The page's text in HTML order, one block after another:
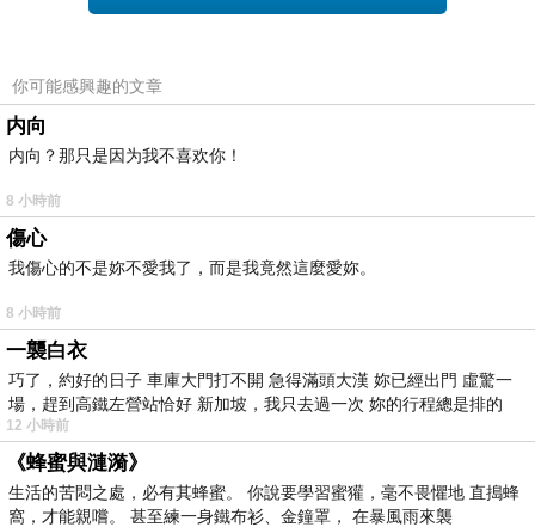
【9th．Street】時尚酷派．小船錨條紋圓領上衣
你可能感興趣的文章
内向
内向？那只是因为我不喜欢你！
8 小時前
傷心
我傷心的不是妳不愛我了，而是我竟然這麼愛妳。
8 小時前
一襲白衣
巧了，約好的日子 車庫大門打不開 急得滿頭大漢 妳已經出門 虛驚一
場，趕到高鐵左營站恰好 新加坡，我只去過一次 妳的行程總是排的
12 小時前
《蜂蜜與漣漪》
生活的苦悶之處，必有其蜂蜜。 你說要學習蜜獾，毫不畏懼地 直搗蜂
窩，才能親嚐。 甚至練一身鐵布衫、金鐘罩， 在暴風雨來襲